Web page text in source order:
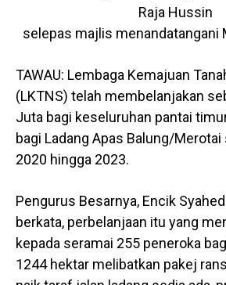
Raja Hussin
selepas majlis menandatangani
TAWAU: Lembaga Kemajuan
(LKTNS) telah membelanjakan
Juta bagi keseluruhan pantai
bagi Ladang Apas Balung/
2020 hingga 2023.
Pengurus Besarnya, Encik
berkata, perbelanjaan itu yang
kepada seramai 255 peneroka
1244 hektar melibatkan pakej